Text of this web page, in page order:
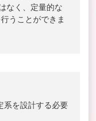
なく、定量的な
うことができま
系を設計する必要